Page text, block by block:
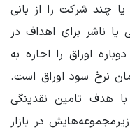
چند شرکت را از بانی
ناشر برای اهداف در
اوراق را اجاره به
نرخ سود اوراق است.
هدف تامین نقدینگی
در بازار